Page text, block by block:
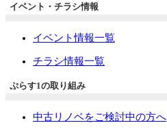
イベント・チラシ情報
イベント情報一覧
チラシ情報一覧
ぷらす1の取り組み
中古リノベをご検討中の方へ